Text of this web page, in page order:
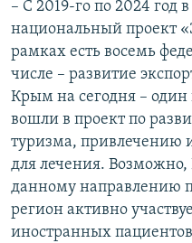
– С 2019-го по 2024 год
национальный проект
рамках есть восемь
числе – развитие
Крым на сегодня – один
вошли в проект по
туризма, привлечению
для лечения.
данному направлению
регион активно
иностранных